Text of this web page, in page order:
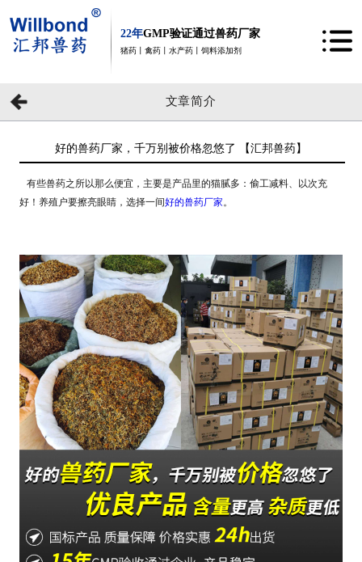
22年GMP验证通过兽药厂家
猪药丨禽药丨水产药丨饲料添加剂
文章简介
好的兽药厂家，千万别被价格忽悠了 【汇邦兽药】
有些兽药之所以那么便宜，主要是产品里的猫腻多：偷工减料、以次充
好！ 养殖户要擦亮眼睛，选择一间好的兽药厂家。